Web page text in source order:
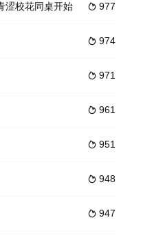
为二，千年后转世成为一对孪生
 977
涩校花同桌开始
 974
 971
 961
 951
 948
 947